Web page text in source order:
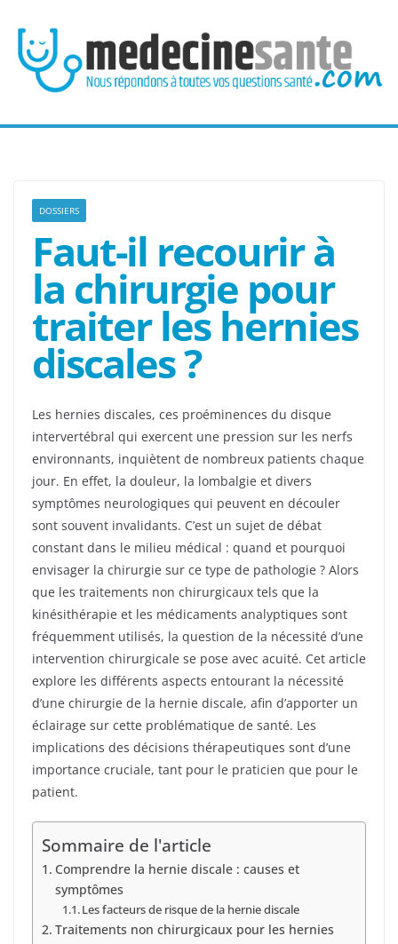
contenu
DOSSIERS
Faut-il recourir à
la chirurgie pour
traiter les hernies
discales ?
Les hernies discales, ces proéminences du disque
intervertébral qui exercent une pression sur les nerfs
environnants, inquiètent de nombreux patients chaque
jour. En effet, la douleur, la lombalgie et divers
symptômes neurologiques qui peuvent en découler
sont souvent invalidants. C’est un sujet de débat
constant dans le milieu médical : quand et pourquoi
envisager la chirurgie sur ce type de pathologie ? Alors
que les traitements non chirurgicaux tels que la
kinésithérapie et les médicaments analyptiques sont
fréquemment utilisés, la question de la nécessité d’une
intervention chirurgicale se pose avec acuité. Cet article
explore les différents aspects entourant la nécessité
d’une chirurgie de la hernie discale, afin d’apporter un
éclairage sur cette problématique de santé. Les
implications des décisions thérapeutiques sont d’une
importance cruciale, tant pour le praticien que pour le
patient.
Sommaire de l'article
Comprendre la hernie discale : causes et
symptômes
Les facteurs de risque de la hernie discale
Traitements non chirurgicaux pour les hernies